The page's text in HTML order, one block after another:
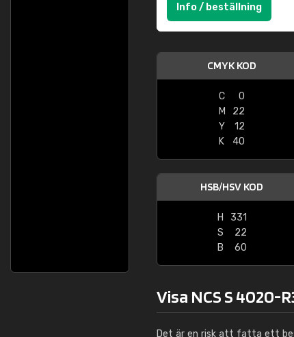
Info / beställning
CMYK KOD
C
0
M
22
Y
12
K
40
HSB/HSV KOD
H
331
S
22
B
60
Visa NCS S 4020-
Det är en risk att fatta ett